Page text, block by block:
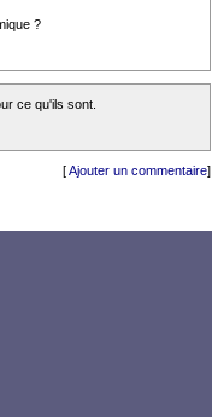
?
ce qu'ils sont.
[Ajouter un commentaire]